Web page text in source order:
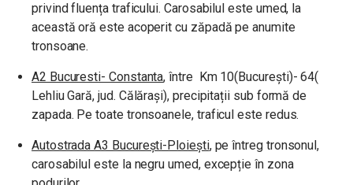
privind fluența traficului. Carosabilul este umed, la
această oră este acoperit cu zăpadă pe anumite
tronsoane.
A2 Bucuresti- Constanta, între Km 10(București)- 64(
Lehliu Gară, jud. Călărași), precipitații sub formă de
zapada. Pe toate tronsoanele, traficul este redus.
Autostrada A3 București-Ploiești, pe întreg tronsonul,
carosabilul este la negru umed, excepție în zona